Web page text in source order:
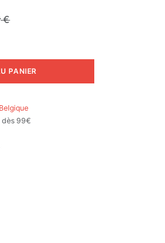
€
PANIER
dès 99€